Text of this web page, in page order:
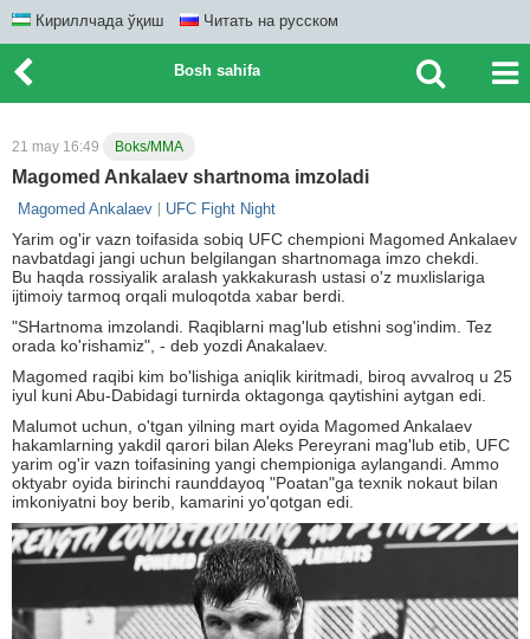
Кириллчада ўқиш Читать на русском
Bosh sahifa
21 may 16:49 Boks/MMA
Magomed Ankalaev shartnoma imzoladi
Magomed Ankalaev UFC Fight Night
Yarim og'ir vazn toifasida sobiq UFC chempioni Magomed Ankalaev
navbatdagi jangi uchun belgilangan shartnomaga imzo chekdi.
Bu haqda rossiyalik aralash yakkakurash ustasi o'z muxlislariga
ijtimoiy tarmoq orqali muloqotda xabar berdi.
"SHartnoma imzolandi. Raqiblarni mag'lub etishni sog'indim. Tez
orada ko'rishamiz", - deb yozdi Anakalaev.
Magomed raqibi kim bo'lishiga aniqlik kiritmadi, biroq avvalroq u 25
iyul kuni Abu-Dabidagi turnirda oktagonga qaytishini aytgan edi.
Malumot uchun, o'tgan yilning mart oyida Magomed Ankalaev
hakamlarning yakdil qarori bilan Aleks Pereyrani mag'lub etib, UFC
yarim og'ir vazn toifasining yangi chempioniga aylangandi. Ammo
oktyabr oyida birinchi raunddayoq "Poatan"ga texnik nokaut bilan
imkoniyatni boy berib, kamarini yo'qotgan edi.